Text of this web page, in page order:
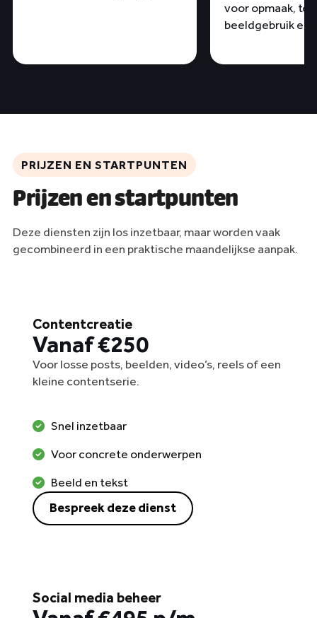
voor opmaak,
beeldgebruik en
PRIJZEN EN STARTPUNTEN
Prijzen en startpunten
Deze diensten zijn los inzetbaar, maar worden vaak
gecombineerd in een praktische maandelijkse aanpak.
Contentcreatie
Vanaf €250
Voor losse posts, beelden, video’s, reels of een
kleine contentserie.
Snel inzetbaar
Voor concrete onderwerpen
Beeld en tekst
Bespreek deze dienst
Social media beheer